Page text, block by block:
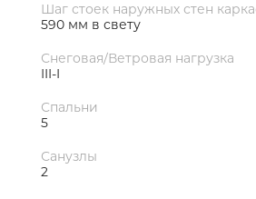
Шаг стоек наружных стен
590 мм в свету
Снеговая/Ветровая нагрузка
III-I
Спальни
5
Санузлы
2